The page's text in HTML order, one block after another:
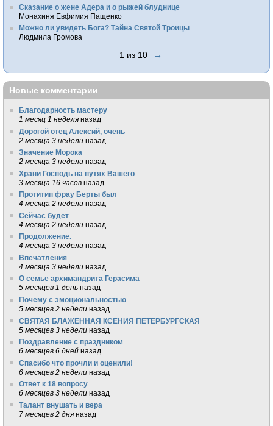
Сказание о жене Адера и о рыжей блуднице
Монахиня Евфимия Пащенко
Можно ли увидеть Бога? Тайна Святой Троицы
Людмила Громова
1 из 10 →
Новые комментарии
Благодарность мастеру
1 месяц 1 неделя назад
Дорогой отец Алексий, очень
2 месяца 3 недели назад
Значение Морока
2 месяца 3 недели назад
Храни Господь на путях Вашего
3 месяца 16 часов назад
Протитип фрау Берты был
4 месяца 2 недели назад
Сейчас будет
4 месяца 2 недели назад
Продолжение.
4 месяца 3 недели назад
Впечатления
4 месяца 3 недели назад
О семье архимандрита Герасима
5 месяцев 1 день назад
Почему с эмоциональностью
5 месяцев 2 недели назад
СВЯТАЯ БЛАЖЕННАЯ КСЕНИЯ ПЕТЕРБУРГСКАЯ
5 месяцев 3 недели назад
Поздравление с праздником
6 месяцев 6 дней назад
Спасибо что прочли и оценили!
6 месяцев 2 недели назад
Ответ к 18 вопросу
6 месяцев 3 недели назад
Талант внушать и вера
7 месяцев 2 дня назад